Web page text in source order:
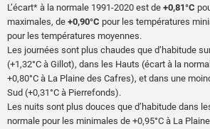
L’écart* à la normale 1991-2020 est de +0,81°C
maximales, de +0,90°C pour les températures
pour les températures moyennes.
Les journées sont plus chaudes que d’habitude
(+1,32°C à Gillot), dans les Hauts (écart à la
+0,80°C à La Plaine des Cafres), et dans une
Sud (+0,31°C à Pierrefonds).
Les nuits sont plus douces que d’habitude dans
normale pour les minimales de +0,95°C à La